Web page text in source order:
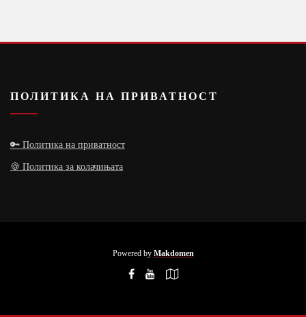
ПОЛИТИКА НА ПРИВАТНОСТ
🔑 Политика на приватност
🍪 Политика за колачињата
Powered by Makdomen